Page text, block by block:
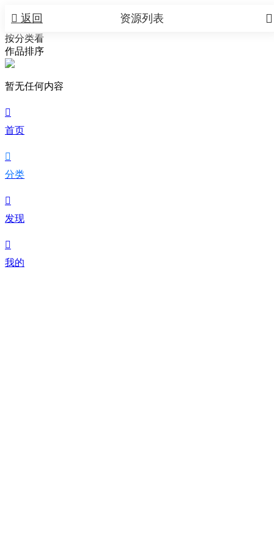
 返回 
资源列表
按分类看
作品排序
暂无任何内容

首页

分类

发现

我的